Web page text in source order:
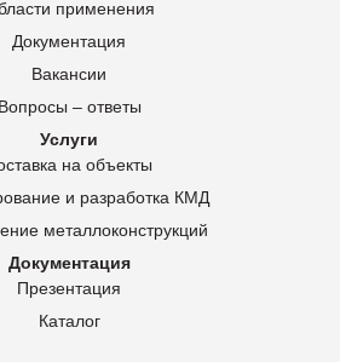
применения
Документация
Вакансии
Вопросы – ответы
Услуги
на объекты
и разработка КМД
металлоконструкций
Документация
Презентация
Каталог